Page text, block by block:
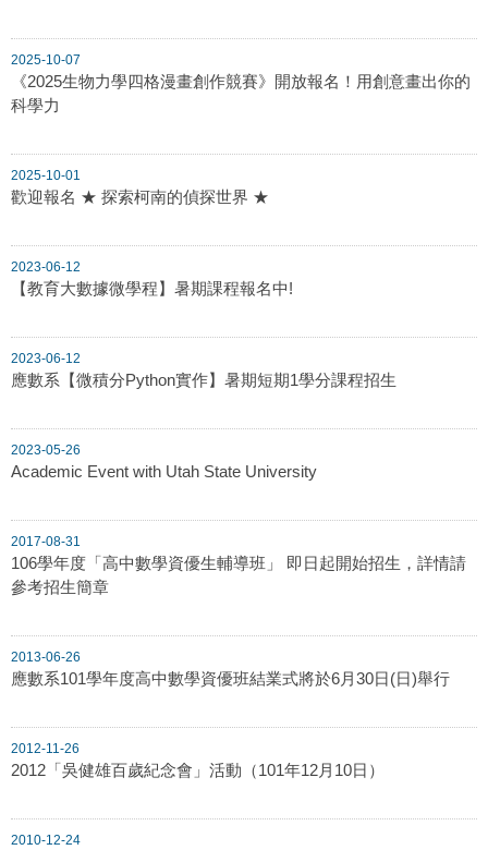
2025-10-07
《2025生物力學四格漫畫創作競賽》開放報名！用創意畫出你的
科學力
2025-10-01
歡迎報名 ★ 探索柯南的偵探世界 ★
2023-06-12
【教育大數據微學程】暑期課程報名中!
2023-06-12
應數系【微積分Python實作】暑期短期1學分課程招生
2023-05-26
Academic Event with Utah State University
2017-08-31
106學年度「高中數學資優生輔導班」 即日起開始招生，詳情請
參考招生簡章
2013-06-26
應數系101學年度高中數學資優班結業式將於6月30日(日)舉行
2012-11-26
2012「吳健雄百歲紀念會」活動（101年12月10日）
2010-12-24